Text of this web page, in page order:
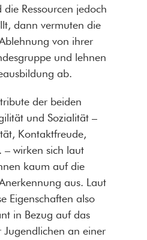
Ressourcen jedoch
dann vermuten die
von ihrer
und lehnen
ab.
der beiden
und Sozialität –
Kontaktfreude,
– wirken sich laut
kaum auf die
aus. Laut
Eigenschaften also
in Bezug auf das
Jugendlichen an einer